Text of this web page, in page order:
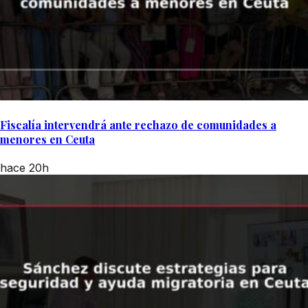
Fiscalía intervendrá ante rechazo de comunidades a
menores en Ceuta
hace 20h